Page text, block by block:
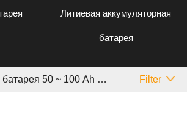
Литиевая аккумуляторная
батарея
Аккумуляторная батарея 50 ~ 100 Аh Samsung Filter